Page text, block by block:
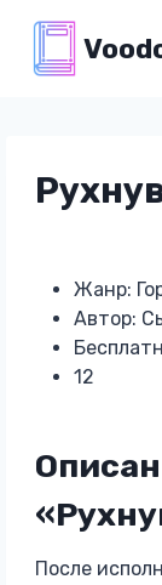
содержимому
Жанр:
Автор:
12
После